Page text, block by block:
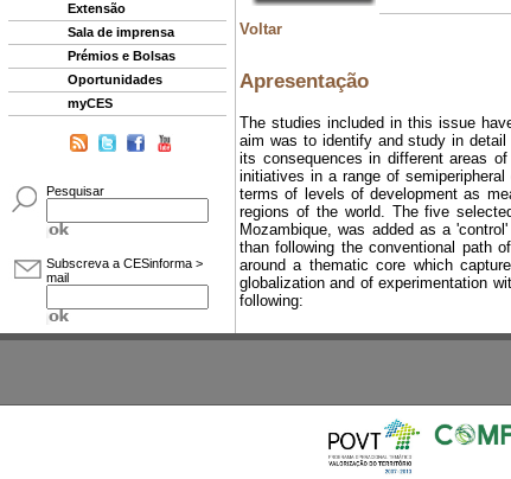
Extensão
Sala de imprensa
Prémios e Bolsas
Oportunidades
myCES
Pesquisar
Subscreva a CESinforma >
mail